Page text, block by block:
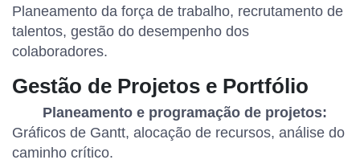
Planeamento da força de trabalho, recrutamento de
talentos, gestão do desempenho dos
colaboradores.
Gestão de Projetos e Portfólio
Planeamento e programação de projetos:
Gráficos de Gantt, alocação de recursos, análise do
caminho crítico.